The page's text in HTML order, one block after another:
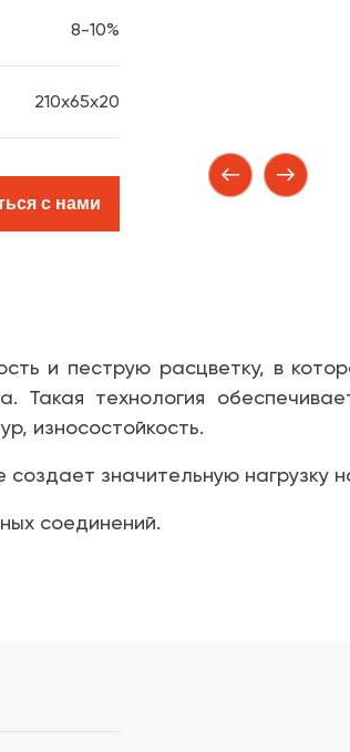
8-10%
210x65x20
с нами
и пеструю расцветку, в
технология
износостойкость.
значительную нагрузку
соединений.